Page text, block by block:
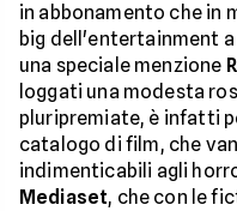
in abbonamento che in
big dell'entertainment
una speciale menzione
loggati una modesta
pluripremiate, è infatti
catalogo di film, che
indimenticabili agli
Mediaset, che con le